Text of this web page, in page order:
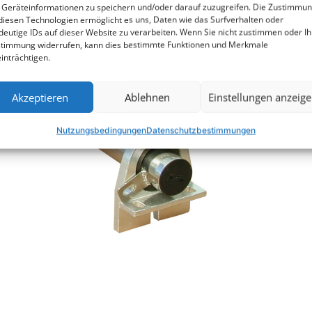
zu speichern und/oder darauf zuzugreifen. Die
Technologien ermöglicht es uns, Daten wie das Surfverhalten oder
IDs auf dieser Website zu verarbeiten. Wenn Sie nicht zustimmen oder
widerrufen, kann dies bestimmte Funktionen und Merkmale
Akzeptieren Ablehnen Einstellungen
NutzungsbedingungenDatenschutzbestimmungen